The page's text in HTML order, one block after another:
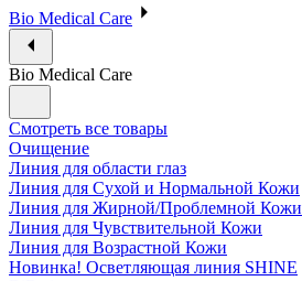
Bio Medical Care
Bio Medical Care
Смотреть все товары
Очищение
Линия для области глаз
Линия для Сухой и Нормальной Кожи
Линия для Жирной/Проблемной Кожи
Линия для Чувствительной Кожи
Линия для Возрастной Кожи
Новинка! Осветляющая линия SHINE